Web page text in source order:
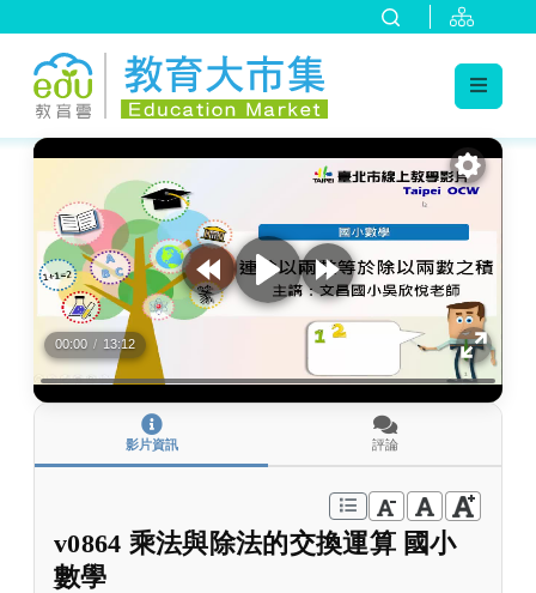
:::
00:00 / 13:12
影片資訊 評論
v0864 乘法與除法的交換運算 國小
數學